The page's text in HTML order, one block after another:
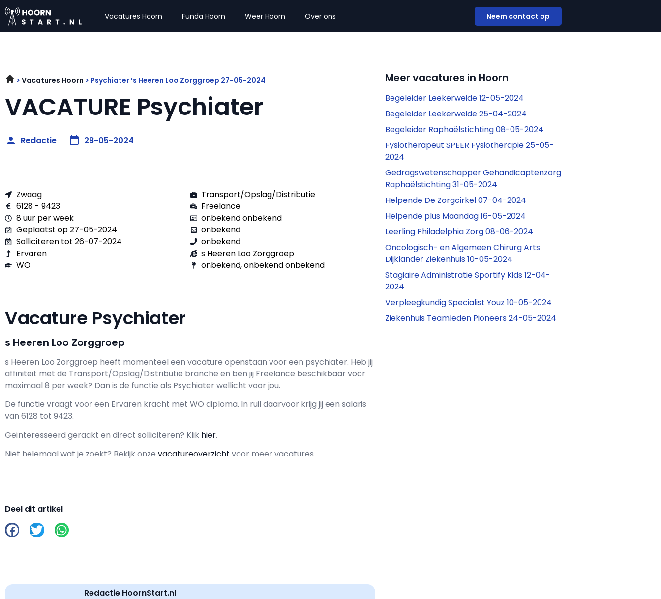
Vacatures Hoorn Funda Hoorn Weer Hoorn Over ons Neem contact op
Vacatures Hoorn Psychiater ’s Heeren Loo Zorggroep 27-05-2024
VACATURE Psychiater
Redactie 28-05-2024
Zwaag
6128 - 9423
8 uur per week
Geplaatst op 27-05-2024
Solliciteren tot 26-07-2024
Ervaren
WO
Transport/Opslag/Distributie
Freelance
onbekend onbekend
onbekend
onbekend
s Heeren Loo Zorggroep
onbekend, onbekend onbekend
Vacature Psychiater
s Heeren Loo Zorggroep
s Heeren Loo Zorggroep heeft momenteel een vacature openstaan voor een psychiater. Heb jij
affiniteit met de Transport/Opslag/Distributie branche en ben jij Freelance beschikbaar voor
maximaal 8 per week? Dan is de functie als Psychiater wellicht voor jou.
De functie vraagt voor een Ervaren kracht met WO diploma. In ruil daarvoor krijg jij een salaris
van 6128 tot 9423.
Geïnteresseerd geraakt en direct solliciteren? Klik hier.
Niet helemaal wat je zoekt? Bekijk onze vacatureoverzicht voor meer vacatures.
Deel dit artikel
Redactie HoornStart.nl
Meer vacatures in Hoorn
Begeleider Leekerweide 12-05-2024
Begeleider Leekerweide 25-04-2024
Begeleider Raphaëlstichting 08-05-2024
Fysiotherapeut SPEER Fysiotherapie 25-05-
2024
Gedragswetenschapper Gehandicaptenzorg
Raphaëlstichting 31-05-2024
Helpende De Zorgcirkel 07-04-2024
Helpende plus Maandag 16-05-2024
Leerling Philadelphia Zorg 08-06-2024
Oncologisch- en Algemeen Chirurg Arts
Dijklander Ziekenhuis 10-05-2024
Stagiaire Administratie Sportify Kids 12-04-
2024
Verpleegkundig Specialist Youz 10-05-2024
Ziekenhuis Teamleden Pioneers 24-05-2024